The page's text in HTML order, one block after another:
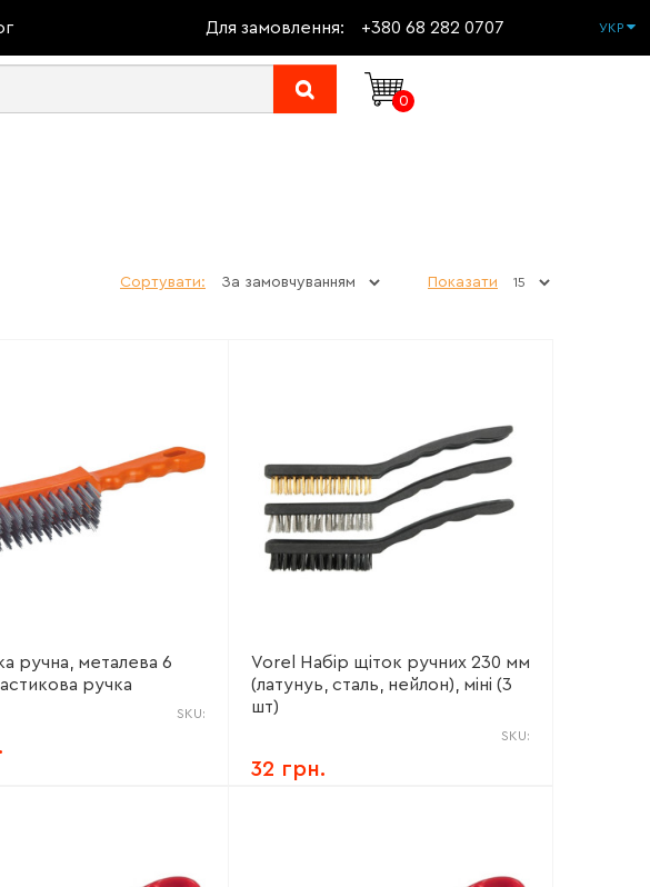
Для замовлення: +380 68 282 0707 УКР
0
Сортувати: Показати
ручна, металева 6
ручка
SKU:
Vorel Набір щіток ручних 230 мм
(латунуь, сталь, нейлон), міні (3
шт)
SKU:
32 грн.